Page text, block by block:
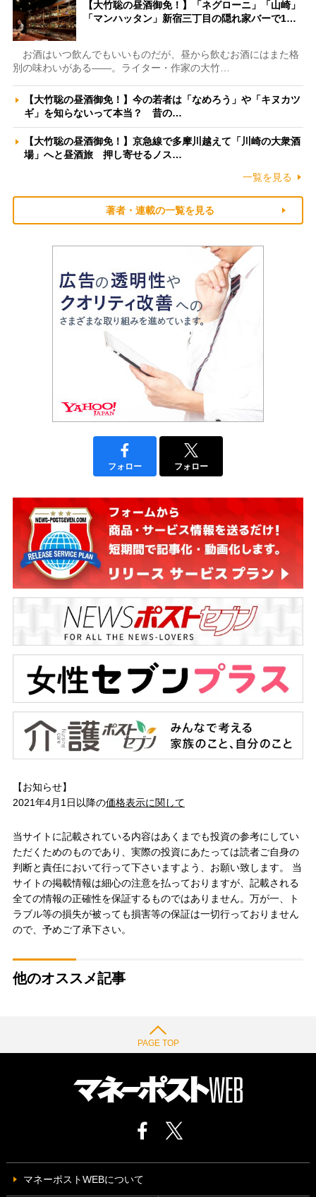
【大竹聡の昼酒御免！】「ネグローニ」「山崎」
「マンハッタン」新宿三丁目の隠れ家バーで1…
お酒はいつ飲んでもいいものだが、昼から飲むお酒にはまた格
別の味わいがある――。ライター・作家の大竹…
【大竹聡の昼酒御免！】今の若者は「なめろう」や「キヌカツ
ギ」を知らないって本当？ 昔の…
【大竹聡の昼酒御免！】京急線で多摩川越えて「川崎の大衆酒
場」へと昼酒旅 押し寄せるノス…
一覧を見る
著者・連載の一覧を見る
フォロー フォロー
【お知らせ】
2021年4月1日以降の価格表示に関して
当サイトに記載されている内容はあくまでも投資の参考にしてい
ただくためのものであり、実際の投資にあたっては読者ご自身の
判断と責任において行って下さいますよう、お願い致します。 当
サイトの掲載情報は細心の注意を払っておりますが、記載される
全ての情報の正確性を保証するものではありません。万が一、ト
ラブル等の損失が被っても損害等の保証は一切行っておりません
ので、予めご了承下さい。
他のオススメ記事
PAGE TOP
マネーポストWEBについて